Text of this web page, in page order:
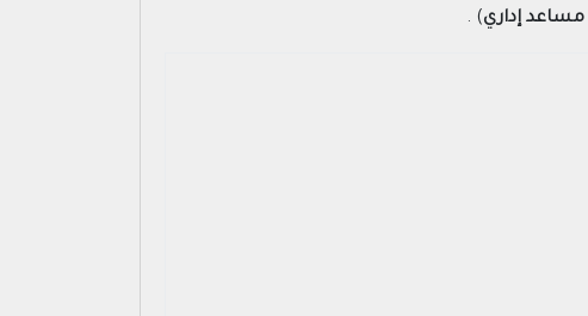
مساعد إداري) .